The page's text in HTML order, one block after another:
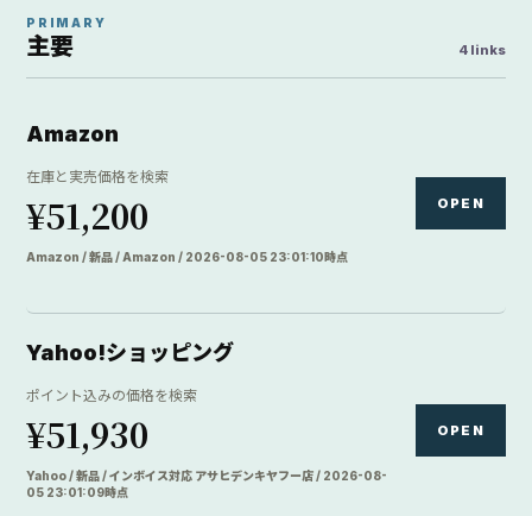
PRIMARY
主要 4 links
Amazon
在庫と実売価格を検索
¥51,200
Amazon / 新品 / Amazon / 2026-08-05 23:01:10時点
OPEN
Yahoo!ショッピング
ポイント込みの価格を検索
¥51,930
Yahoo / 新品 / インボイス対応 アサヒデンキヤフー店 / 2026-08-
05 23:01:09時点
OPEN